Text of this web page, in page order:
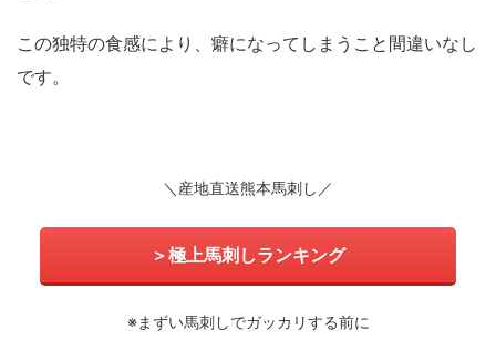
この独特の食感により、癖になってしまうこと間違いなし
です。
＼産地直送熊本馬刺し／
＞極上馬刺しランキング
※まずい馬刺しでガッカリする前に